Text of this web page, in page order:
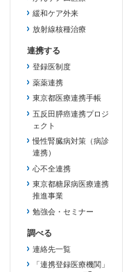
緩和ケア外来
放射線核種治療
登録医制度
薬薬連携
東京都医療連携手帳
五反田膵癌連携プロジ
ェクト
慢性腎臓病対策（病診
連携）
心不全連携
東京都糖尿病医療連携
推進事業
勉強会・セミナー
連絡先一覧
「連携登録医療機関」